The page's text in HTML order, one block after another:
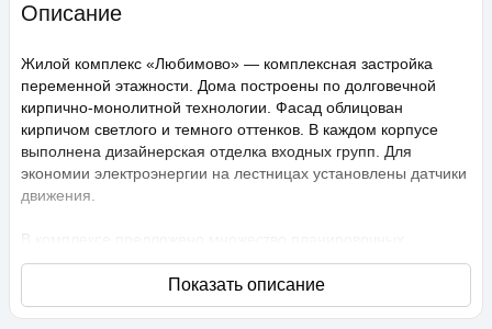
Описание
Жилой комплекс «Любимово» — комплексная застройка
переменной этажности. Дома построены по долговечной
кирпично-монолитной технологии. Фасад облицован
кирпичом светлого и темного оттенков. В каждом корпусе
выполнена дизайнерская отделка входных групп. Для
экономии электроэнергии на лестницах установлены датчики
движения.
В комплексе предложено множество планировочных
решений: в наличии квартиры, как классического типа, так и
европланировки. Они сдаются с подчистовой отделкой,
высота потолков составляет 2,75 метра. В квартирах